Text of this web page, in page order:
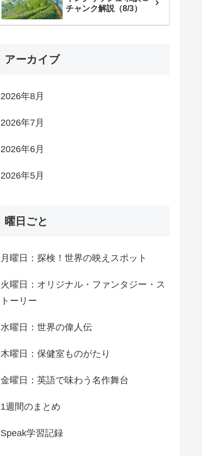
チャンク解説（8/3）
アーカイブ
2026年8月
2026年7月
2026年6月
2026年5月
曜日ごと
月曜日：探検！世界の映えスポット
火曜日：オリジナル・ファンタジー・ス
トーリー
水曜日：世界の偉人伝
木曜日：保健室ものがたり
金曜日：英語で味わう名作舞台
1週間のまとめ
Speak学習記録